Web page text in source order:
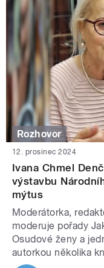
Rozhovor
12. prosinec 2024
Ivana Chmel
výstavbu
mýtus
Moderátorka,
moderuje pořady
Osudové ženy a
autorkou několika